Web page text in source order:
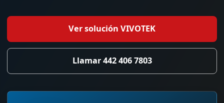
Ver solución VIVOTEK
Llamar 442 406 7803